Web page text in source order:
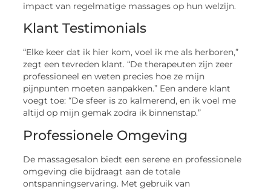
impact van regelmatige massages op hun welzijn.
Klant Testimonials
“Elke keer dat ik hier kom, voel ik me als herboren,”
zegt een tevreden klant. “De therapeuten zijn zeer
professioneel en weten precies hoe ze mijn
pijnpunten moeten aanpakken.” Een andere klant
voegt toe: “De sfeer is zo kalmerend, en ik voel me
altijd op mijn gemak zodra ik binnenstap.”
Professionele Omgeving
De massagesalon biedt een serene en professionele
omgeving die bijdraagt aan de totale
ontspanningservaring. Met gebruik van